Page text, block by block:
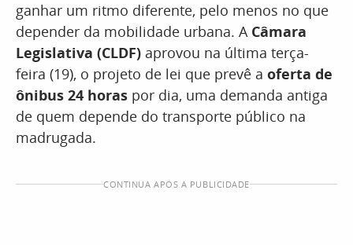
ganhar um ritmo diferente, pelo menos no que
depender da mobilidade urbana. A Câmara
Legislativa (CLDF) aprovou na última terça-
feira (19), o projeto de lei que prevê a oferta de
ônibus 24 horas por dia, uma demanda antiga
de quem depende do transporte público na
madrugada.
CONTINUA APÓS A PUBLICIDADE